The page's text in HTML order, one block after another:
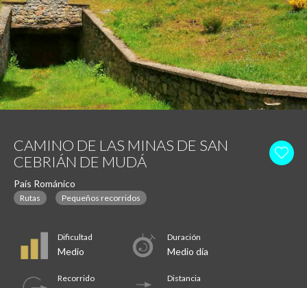
CAMINO DE LAS MINAS DE SAN
CEBRIÁN DE MUDÁ
País Románico
Rutas Pequeños recorridos
Dificultad
Medio
Duración
Medio día
Recorrido Distancia